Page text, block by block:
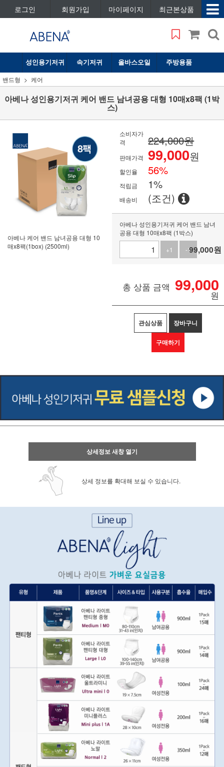
로그인 회원가입 마이페이지 최근본상품
성인용기저귀 속기저귀 올바스오일 주방용품
밴드형 케어
아베나 성인용기저귀 케어 밴드 남녀공용 대형 10매x8팩 (1박
스)
아베나 케어 밴드 남녀공용 대형 10
매x8팩(1box) (2500ml)
소비자가
격
224,000원
판매가격 99,000원
할인율 56%
적립금 1%
배송비 (조건)
아베나 성인용기저귀 케어 밴드 남녀
공용 대형 10매x8팩 (1박스)
+1
-199,000원
총 상품 금액 99,000
원
관심상품 장바구니
구매하기
상세정보 새창 열기
상세 정보를 확대해 보실 수 있습니다.